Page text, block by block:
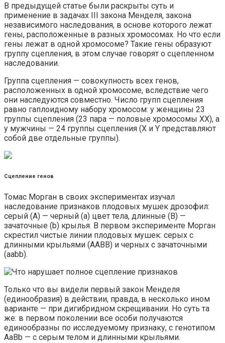
В предыдущей статье были раскрыты суть и
применение в задачах III закона Менделя, закона
независимого наследования, в основе которого лежат
гены, расположенные в разных хромосомах. Но что если
гены лежат в одной хромосоме? Такие гены образуют
группу сцепления, в этом случае говорят о сцепленном
наследовании.
Группа сцепления — совокупность всех генов,
расположенных в одной хромосоме, вследствие чего
они наследуются совместно. Число групп сцепления
равно гаплоидному набору хромосом: у женщины 23
группы сцепления (23 пара — половые хромосомы XX), а
у мужчины — 24 группы сцепления (X и Y представляют
собой две отдельные группы).
Сцепление генов
Томас Морган в своих экспериментах изучал
наследование признаков плодовых мушек дрозофил:
серый (A) — черный (a) цвет тела, длинные (B) —
зачаточные (b) крылья. В первом эксперименте Морган
скрестил чистые линии плодовых мушек: серых с
длинными крыльями (AABB) и черных с зачаточными
(aabb).
Только что вы видели первый закон Менделя
(единообразия) в действии, правда, в несколько ином
варианте — при дигибридном скрещивании. Но суть та
же: в первом поколении все особи получаются
единообразны по исследуемому признаку, с генотипом
AaBb — с серым телом и длинными крыльями.